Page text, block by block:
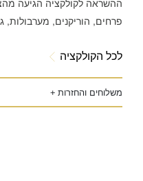
ההשראה לקולקציה הגיעה
פרחים, הוריקנים, מערבולות,
לכל הקולקציה
משלוחים והחזרות +